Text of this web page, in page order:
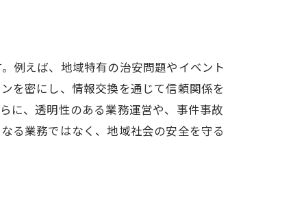
例えば、地域特有の治安問題やイベント
を密にし、情報交換を通じて信頼関係を
に、透明性のある業務運営や、事件事故
る業務ではなく、地域社会の安全を守る